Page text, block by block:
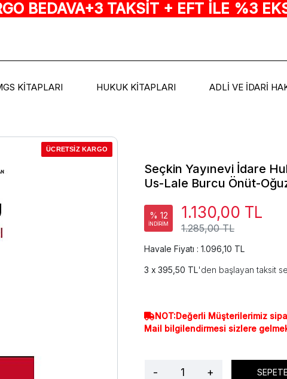
BEDAVA+3 TAKSİT + EFT İLE %3
KİTAPLARI HUKUK KİTAPLARI ADLİ VE İDARİ
ÜCRETSİZ KARGO
Seçkin Yayınevi İdare
Us-Lale Burcu Önüt-
% 12
İNDİRİM 1.285,00 TL
1.130,00 TL
Havale Fiyatı : 1.096,10 TL
395,50 TL'den başlayan taksit
NOT:Değerli Müşterilerimiz
Mail bilgilendirmesi sizlere
- +